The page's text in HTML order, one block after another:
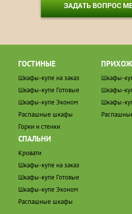
ЗАДАТЬ ВОПРОС
ГОСТИНЫЕ
Шкафы-купе на заказ
Шкафы-купе Готовые
Шкафы-купе Эконом
Распашные шкафы
Горки и стенки
СПАЛЬНИ
Кровати
Шкафы-купе на заказ
Шкафы-купе Готовые
Шкафы-купе Эконом
Распашные шкафы
Шкафы-
Шкафы-
Шкафы-